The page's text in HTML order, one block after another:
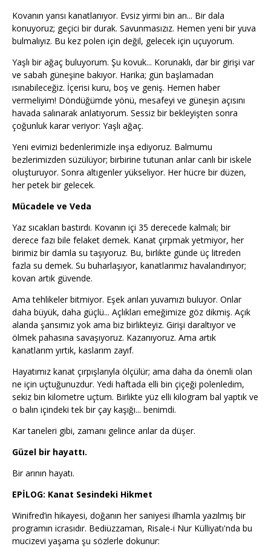
Kovanın yarısı kanatlanıyor. Evsiz yirmi bin arı... Bir dala
konuyoruz; geçici bir durak. Savunmasızız. Hemen yeni bir yuva
bulmalıyız. Bu kez polen için değil, gelecek için uçuyorum.
Yaşlı bir ağaç buluyorum. Şu kovuk... Korunaklı, dar bir girişi var
ve sabah güneşine bakıyor. Harika; gün başlamadan
ısınabileceğiz. İçerisi kuru, boş ve geniş. Hemen haber
vermeliyim! Döndüğümde yönü, mesafeyi ve güneşin açısını
havada salınarak anlatıyorum. Sessiz bir bekleyişten sonra
çoğunluk karar veriyor: Yaşlı ağaç.
Yeni evimizi bedenlerimizle inşa ediyoruz. Balmumu
bezlerimizden süzülüyor; birbirine tutunan arılar canlı bir iskele
oluşturuyor. Sonra altıgenler yükseliyor. Her hücre bir düzen,
her petek bir gelecek.
Mücadele ve Veda
Yaz sıcakları bastırdı. Kovanın içi 35 derecede kalmalı; bir
derece fazı bile felaket demek. Kanat çırpmak yetmiyor, her
birimiz bir damla su taşıyoruz. Bu, birlikte günde üç litreden
fazla su demek. Su buharlaşıyor, kanatlarımız havalandırıyor;
kovan artık güvende.
Ama tehlikeler bitmiyor. Eşek arıları yuvamızı buluyor. Onlar
daha büyük, daha güçlü... Açlıkları emeğimize göz dikmiş. Açık
alanda şansımız yok ama biz birlikteyiz. Girişi daraltıyor ve
ölmek pahasına savaşıyoruz. Kazanıyoruz. Ama artık
kanatlarım yırtık, kaslarım zayıf.
Hayatımız kanat çırpışlarıyla ölçülür; ama daha da önemli olan
ne için uçtuğunuzdur. Yedi haftada elli bin çiçeği polenledim,
sekiz bin kilometre uçtum. Birlikte yüz elli kilogram bal yaptık ve
o balın içindeki tek bir çay kaşığı... benimdi.
Kar taneleri gibi, zamanı gelince arılar da düşer.
Güzel bir hayattı.
Bir arının hayatı.
EPİLOG: Kanat Sesindeki Hikmet
Winifred’in hikayesi, doğanın her saniyesi ilhamla yazılmış bir
programın icrasıdır. Bediüzzaman, Risale-i Nur Külliyatı'nda bu
mucizevi yaşama şu sözlerle dokunur: